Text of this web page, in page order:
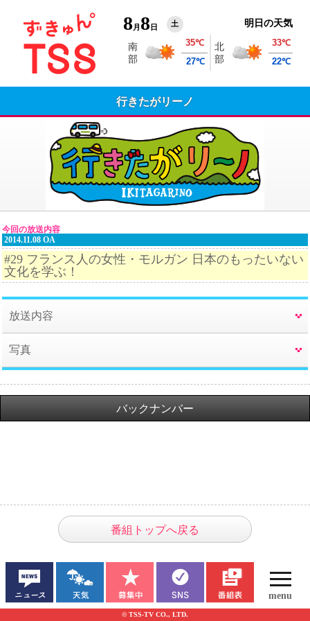
8 月 8 日 土 明日の天気
行きたがリーノ
今回の放送内容
2014.11.08 OA
#29 フランス人の女性・モルガン 日本のもったいない
文化を学ぶ！
放送内容
写真
バックナンバー
番組トップへ戻る
© TSS-TV CO., LTD.